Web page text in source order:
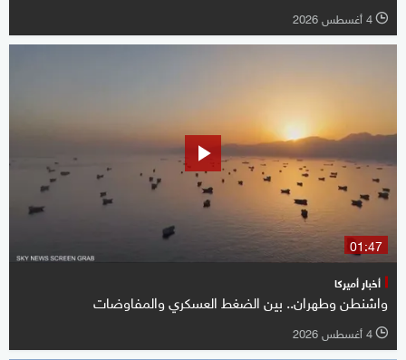
l 4 أغسطس 2026
01:47
أخبار أميركا
واشنطن وطهران.. بين الضغط العسكري والمفاوضات
l 4 أغسطس 2026